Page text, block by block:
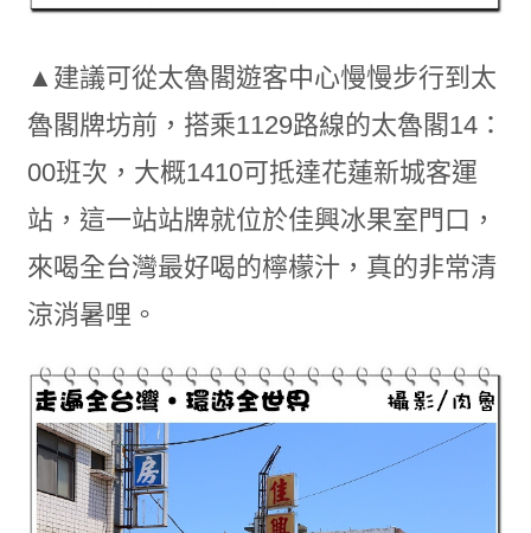
▲建議可從太魯閣遊客中心慢慢步行到太
魯閣牌坊前，搭乘1129路線的太魯閣14：
00班次，大概1410可抵達花蓮新城客運
站，這一站站牌就位於佳興冰果室門口，
來喝全台灣最好喝的檸檬汁，真的非常清
涼消暑哩。